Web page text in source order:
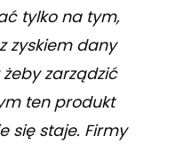
tylko na tym,
zyskiem dany
zarządzić
ten produkt
się staje. Firmy